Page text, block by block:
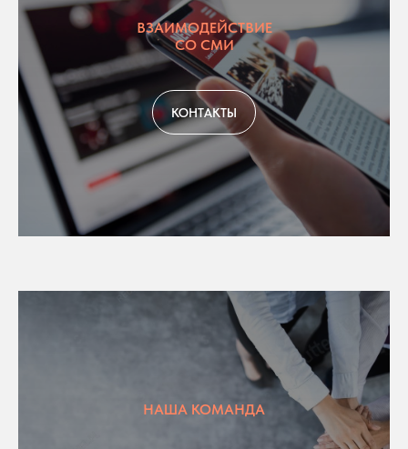
ВЗАИМОДЕЙСТВИЕ
СО СМИ
КОНТАКТЫ
НАША КОМАНДА